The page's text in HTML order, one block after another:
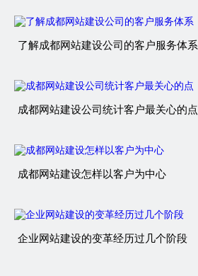
了解成都网站建设公司的客户服务体系
成都网站建设公司统计客户最关心的点
成都网站建设怎样以客户为中心
企业网站建设的变革经历过几个阶段